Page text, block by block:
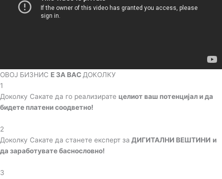
ОВОЈ БИЗНИС Е ЗА ВАСДОКОЛКУ
1
Доколку Сакате да го реализирате целиот ваш потенцијал и да
бидете платени соодветно!
2
Доколку Сакате да станете експерт за ДИГИТАЛНИ ВЕШТИНИ и
да заработувате баснословно!
3